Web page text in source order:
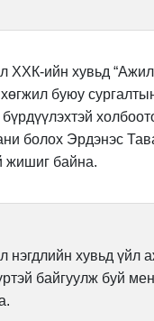
ХХК-ийн хувьд
буюу
болох Эрдэнэс
жишиг байна.
нэгдлийн хувьд үйл
байгуулж буй